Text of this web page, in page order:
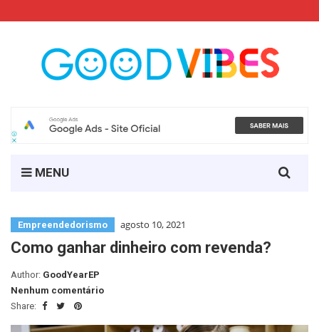
MENU
for:
Empreendedorismo agosto 10, 2021
Como ganhar dinheiro com revenda?
Author: GoodYearEP
Nenhum comentário
Share: